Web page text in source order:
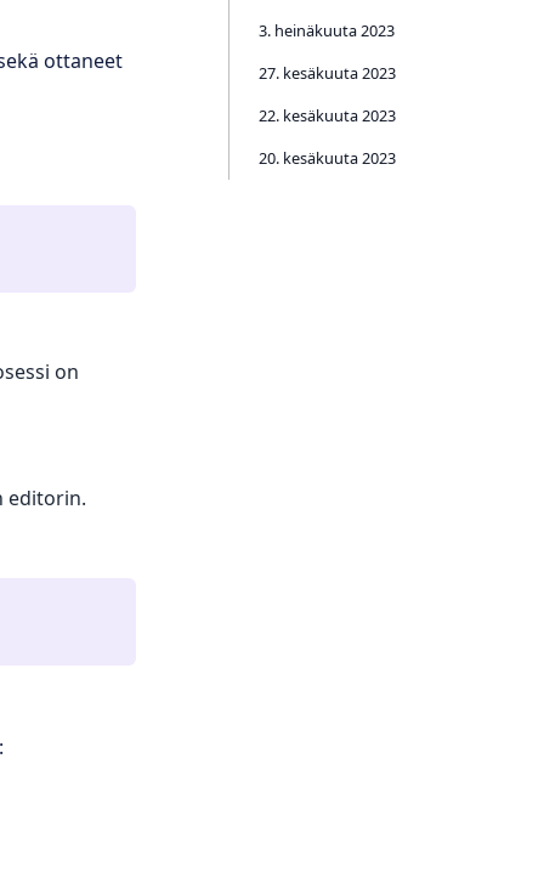
ottaneet
on
editorin.
3. heinäkuuta 2023
27. kesäkuuta 2023
22. kesäkuuta 2023
20. kesäkuuta 2023